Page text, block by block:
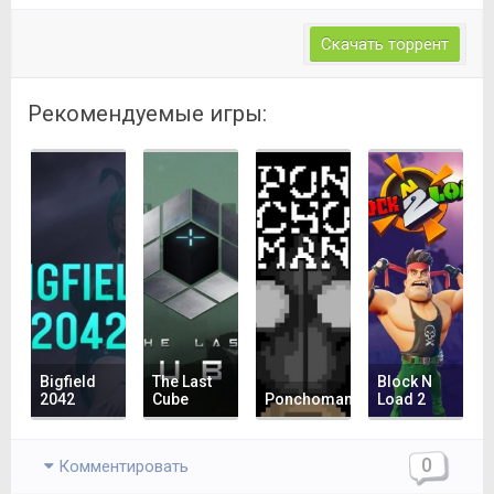
Скачать торрент
Рекомендуемые игры:
Bigfield
2042
The Last
Cube
Ponchoman
Block N
Load 2
Комментировать 0